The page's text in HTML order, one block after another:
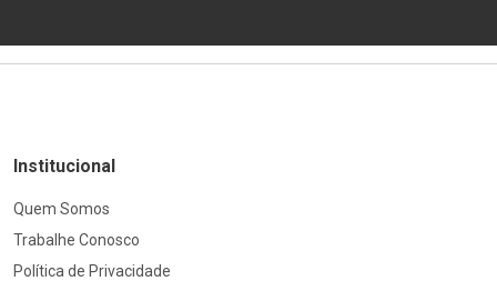
Institucional
Quem Somos
Trabalhe Conosco
Política de Privacidade